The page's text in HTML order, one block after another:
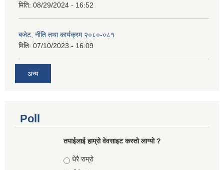
मिति: 08/29/2024 - 16:52
बजेट, नीति तथा कार्यक्रम २०८०-०८१
मिति: 07/10/2023 - 16:09
अन्य
Poll
तपाईलाई हाम्रो वेवसाइट कस्ताे लाग्याे ?
Choices
धेरै राम्रो